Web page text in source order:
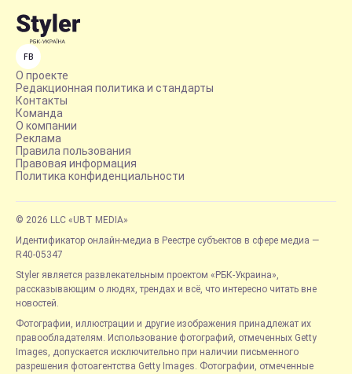
FB
О проекте
Редакционная политика и стандарты
Контакты
Команда
О компании
Реклама
Правила пользования
Правовая информация
Политика конфиденциальности
© 2026 LLC «UBT MEDIA»
Идентификатор онлайн-медиа в Реестре субъектов в сфере медиа —
R40-05347
Styler является развлекательным проектом «РБК-Украина»,
рассказывающим о людях, трендах и всё, что интересно читать вне
новостей.
Фотографии, иллюстрации и другие изображения принадлежат их
правообладателям. Использование фотографий, отмеченных Getty
Images, допускается исключительно при наличии письменного
разрешения фотоагентства Getty Images. Фотографии, отмеченные